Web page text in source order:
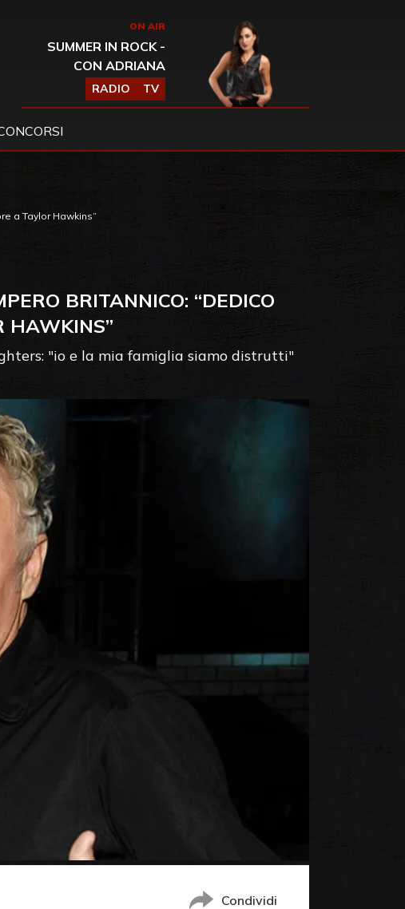
ON AIR
SUMMER IN ROCK -
CON ADRIANA
RADIO TV
a Taylor Hawkins”
BRITANNICO: “DEDICO
HAWKINS”
"io e la mia famiglia siamo distrutti"
Condividi